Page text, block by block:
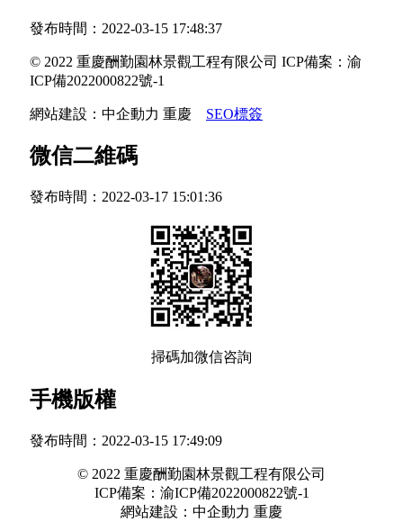
發布時間： 2022-03-15 17:48:37
© 2022 重慶酬勤園林景觀工程有限公司 ICP備案： 渝
ICP備2022000822號-1
網站建設： 中企動力 重慶 SEO標簽
微信二維碼
發布時間： 2022-03-17 15:01:36
掃碼加微信咨詢
手機版權
發布時間： 2022-03-15 17:49:09
© 2022 重慶酬勤園林景觀工程有限公司
ICP備案： 渝ICP備2022000822號-1
網站建設： 中企動力 重慶